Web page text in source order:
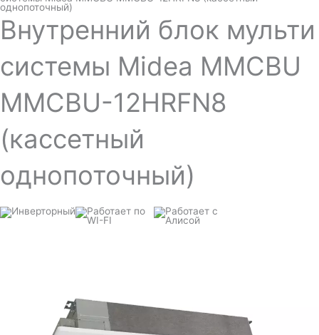
однопоточный)
Внутренний блок мульти
системы Midea MMCBU
MMCBU-12HRFN8
(кассетный
однопоточный)